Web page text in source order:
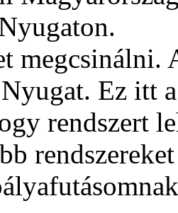
megcsinálni.
Ez itt
rendszert